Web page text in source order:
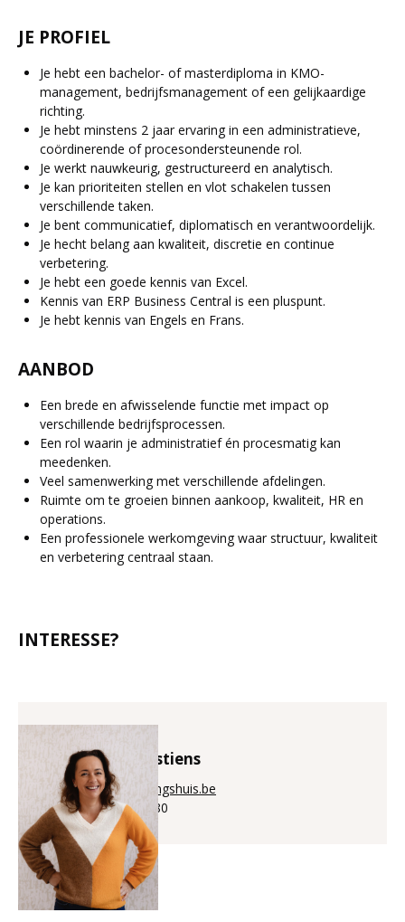
JE PROFIEL
Je hebt een bachelor- of masterdiploma in KMO-
management, bedrijfsmanagement of een gelijkaardige
richting.
Je hebt minstens 2 jaar ervaring in een administratieve,
coördinerende of procesondersteunende rol.
Je werkt nauwkeurig, gestructureerd en analytisch.
Je kan prioriteiten stellen en vlot schakelen tussen
verschillende taken.
Je bent communicatief, diplomatisch en verantwoordelijk.
Je hecht belang aan kwaliteit, discretie en continue
verbetering.
Je hebt een goede kennis van Excel.
Kennis van ERP Business Central is een pluspunt.
Je hebt kennis van Engels en Frans.
AANBOD
Een brede en afwisselende functie met impact op
verschillende bedrijfsprocessen.
Een rol waarin je administratief én procesmatig kan
meedenken.
Veel samenwerking met verschillende afdelingen.
Ruimte om te groeien binnen aankoop, kwaliteit, HR en
operations.
Een professionele werkomgeving waar structuur, kwaliteit
en verbetering centraal staan.
INTERESSE?
Bénédicte Puystiens
bene@aanwervingshuis.be
+32 (0)56 225 880